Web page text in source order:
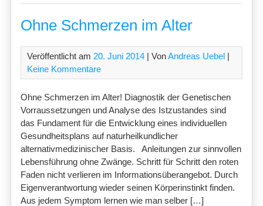
Diät
Ohne Schmerzen im Alter
Veröffentlicht am 20. Juni 2014 | VonAndreas Uebel |
Keine Kommentare
Ohne Schmerzen im Alter! Diagnostik der Genetischen
Vorraussetzungen und Analyse des Istzustandes sind
das Fundament für die Entwicklung eines individuellen
Gesundheitsplans auf naturheilkundlicher
alternativmedizinischer Basis. Anleitungen zur sinnvollen
Lebensführung ohne Zwänge. Schritt für Schritt den roten
Faden nicht verlieren im Informationsüberangebot. Durch
Eigenverantwortung wieder seinen Körperinstinkt finden.
Aus jedem Symptom lernen wie man selber […]